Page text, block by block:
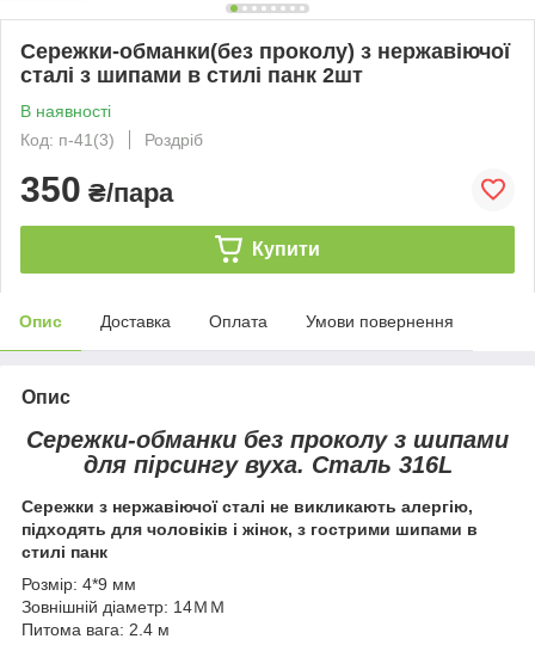
Сережки-обманки(без проколу) з нержавіючої
сталі з шипами в стилі панк 2шт
В наявності
Код: п-41(3)
Роздріб
350 ₴/пара
Купити
Опис Доставка Оплата Умови повернення
Опис
Сережки-обманки без проколу з шипами
для пірсингу вуха. Сталь 316L
Сережки з нержавіючої сталі не викликають алергію,
підходять для чоловіків і жінок, з гострими шипами в
стилі панк
Розмір: 4*9 мм
Зовнішній діаметр: 14ＭＭ
Питома вага: 2.4 м